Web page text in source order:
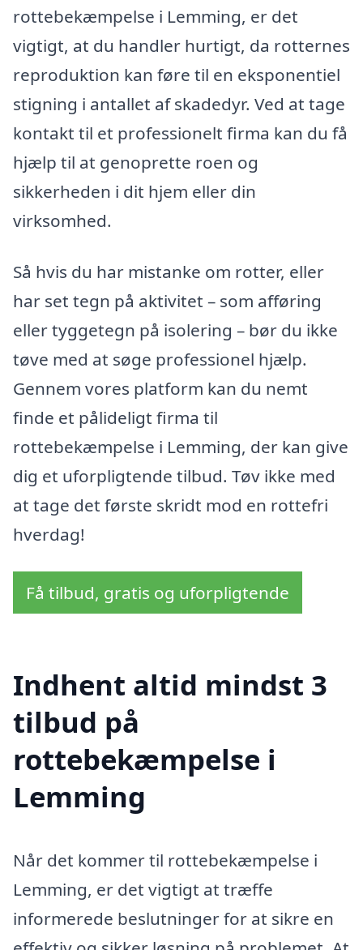
rottebekæmpelse i Lemming, er det
vigtigt, at du handler hurtigt, da rotternes
reproduktion kan føre til en eksponentiel
stigning i antallet af skadedyr. Ved at tage
kontakt til et professionelt firma kan du få
hjælp til at genoprette roen og
sikkerheden i dit hjem eller din
virksomhed.
Så hvis du har mistanke om rotter, eller
har set tegn på aktivitet – som afføring
eller tyggetegn på isolering – bør du ikke
tøve med at søge professionel hjælp.
Gennem vores platform kan du nemt
finde et pålideligt firma til
rottebekæmpelse i Lemming, der kan give
dig et uforpligtende tilbud. Tøv ikke med
at tage det første skridt mod en rottefri
hverdag!
Få tilbud, gratis og uforpligtende
Indhent altid mindst 3
tilbud på
rottebekæmpelse i
Lemming
Når det kommer til rottebekæmpelse i
Lemming, er det vigtigt at træffe
informerede beslutninger for at sikre en